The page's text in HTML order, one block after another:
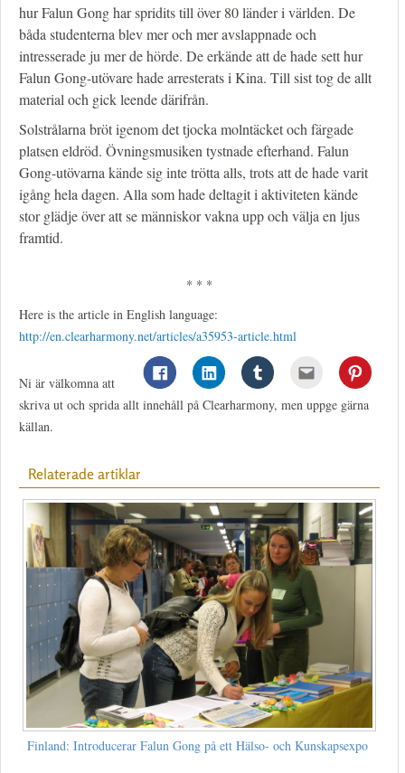
hur Falun Gong har spridits till över 80 länder i världen. De
båda studenterna blev mer och mer avslappnade och
intresserade ju mer de hörde. De erkände att de hade sett hur
Falun Gong-utövare hade arresterats i Kina. Till sist tog de allt
material och gick leende därifrån.
Solstrålarna bröt igenom det tjocka molntäcket och färgade
platsen eldröd. Övningsmusiken tystnade efterhand. Falun
Gong-utövarna kände sig inte trötta alls, trots att de hade varit
igång hela dagen. Alla som hade deltagit i aktiviteten kände
stor glädje över att se människor vakna upp och välja en ljus
framtid.
* * *
Here is the article in English language:
http://en.clearharmony.net/articles/a35953-article.html
Ni är välkomna att
skriva ut och sprida allt innehåll på Clearharmony, men uppge gärna
källan.
Relaterade artiklar
Finland: Introducerar Falun Gong på ett Hälso- och Kunskapsexpo